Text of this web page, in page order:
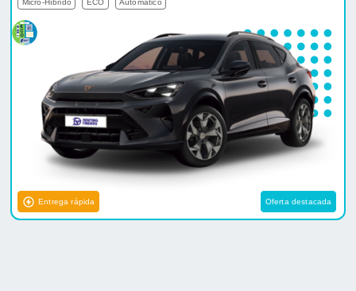
Entrega rápida Oferta destacada